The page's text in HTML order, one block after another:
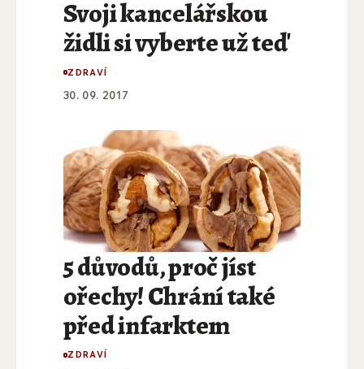
Svoji kancelářskou
židli si vyberte už teď
ZDRAVÍ
30. 09. 2017
5 důvodů, proč jíst
ořechy! Chrání také
před infarktem
ZDRAVÍ